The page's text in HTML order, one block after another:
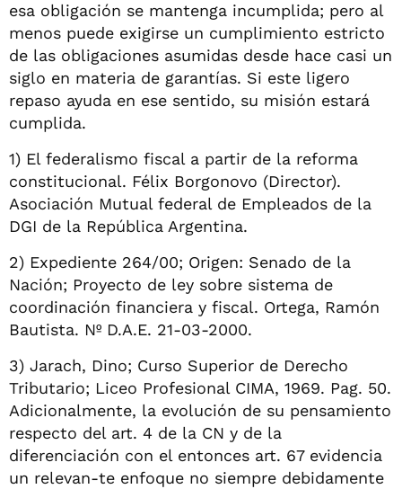
esa obligación se mantenga incumplida; pero al
menos puede exigirse un cumplimiento estricto
de las obligaciones asumidas desde hace casi un
siglo en materia de garantías. Si este ligero
repaso ayuda en ese sentido, su misión estará
cumplida.
1) El federalismo fiscal a partir de la reforma
constitucional. Félix Borgonovo (Director).
Asociación Mutual federal de Empleados de la
DGI de la República Argentina.
2) Expediente 264/00; Origen: Senado de la
Nación; Proyecto de ley sobre sistema de
coordinación financiera y fiscal. Ortega, Ramón
Bautista. Nº D.A.E. 21-03-2000.
3) Jarach, Dino; Curso Superior de Derecho
Tributario; Liceo Profesional CIMA, 1969. Pag. 50.
Adicionalmente, la evolución de su pensamiento
respecto del art. 4 de la CN y de la
diferenciación con el entonces art. 67 evidencia
un relevan-te enfoque no siempre debidamente